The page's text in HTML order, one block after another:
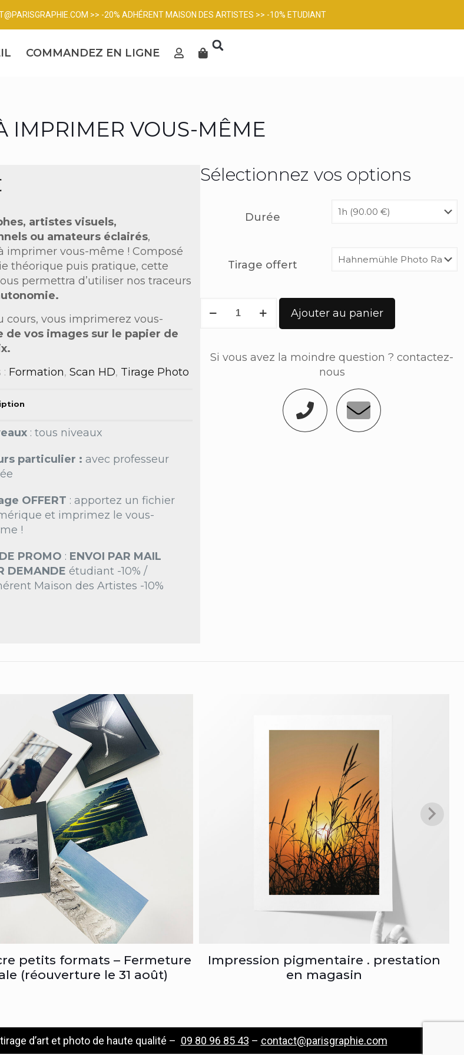
>> -20% ADHÉRENT MAISON DES ARTISTES >> -10% ETUDIANT
COMMANDEZ EN LIGNE
IMPRIMER VOUS-MÊME
artistes visuels,
ou amateurs éclairés,
imprimer vous-même ! Composé
théorique puis pratique, cette
permettra d’utiliser nos traceurs
cours, vous imprimerez vous-
de vos images sur le papier de
: Formation,Scan HD, Tirage Photo
: tous niveaux
particulier : avec professeur
OFFERT : apportez un fichier
et imprimez le vous-
!
PROMO : ENVOI PAR MAIL
DEMANDE étudiant -10% /
Maison des Artistes -10%
Sélectionnez vos options
Durée
Tirage offert
Ajouter au panier
Si vous avez la moindre question ? contactez-
nous
petits formats – Fermeture
(réouverture le 31 août)
Impression pigmentaire . prestation
en magasin
d’art et photo de haute qualité – 09 80 96 85 43 – contact@parisgraphie.com